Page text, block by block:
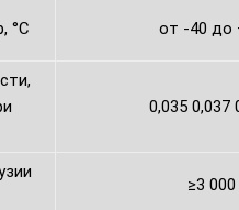
°С от -40 до
0,035 0,037
≥3 000